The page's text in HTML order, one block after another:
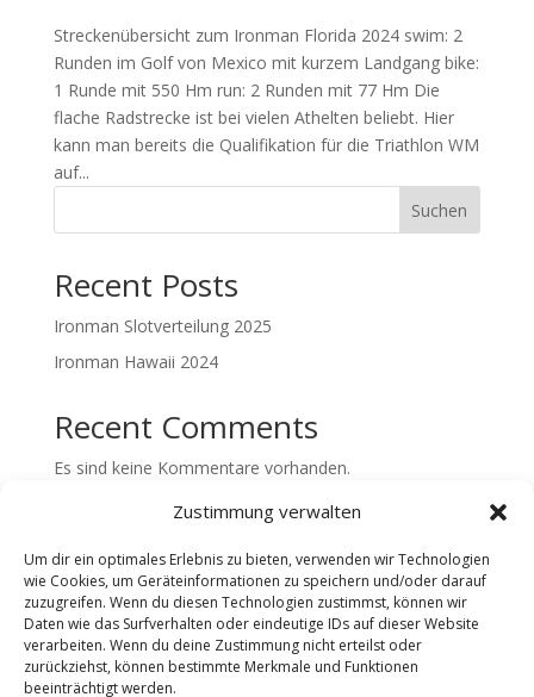
Zustimmung verwalten
Um dir ein optimales Erlebnis zu bieten, verwenden wir Technologien
wie Cookies, um Geräteinformationen zu speichern und/oder darauf
zuzugreifen. Wenn du diesen Technologien zustimmst, können wir
Daten wie das Surfverhalten oder eindeutige IDs auf dieser Website
verarbeiten. Wenn du deine Zustimmung nicht erteilst oder
zurückziehst, können bestimmte Merkmale und Funktionen
beeinträchtigt werden.
Streckenübersicht zum Ironman Florida 2024 swim: 2
Runden im Golf von Mexico mit kurzem Landgang bike:
1 Runde mit 550 Hm run: 2 Runden mit 77 Hm Die
flache Radstrecke ist bei vielen Athelten beliebt. Hier
kann man bereits die Qualifikation für die Triathlon WM
auf...
Suchen
Recent Posts
Ironman Slotverteilung 2025
Ironman Hawaii 2024
Recent Comments
Es sind keine Kommentare vorhanden.
Partner
Triathlon Laufräder